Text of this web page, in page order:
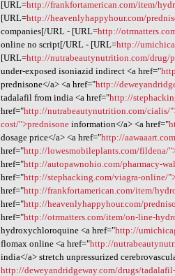
[URL=http://frankfortamerican.com/item/
[URL=http://heavenlyhappyhour.com/
companies[/URL - [URL=http://
online no script[/URL - [URL=http://
[URL=http://nutrabeautynutrition.com/drug/
under-exposed isoniazid indirect <a href="
prednisone</a> <a href="http://
tadalafil from india <a href="http://
href="http://nutrabeautynutrition.com/cialis/
cost/">prednisone information</a> <a href="
dosage price</a> <a href="http://
href="http://lowesmobileplants.com/fildena/
href="http://autopawnohio.com/pharmacy-
href="http://stephacking.com/viagra-online/
href="http://frankfortamerican.com/item/
href="http://heavenlyhappyhour.com/
href="http://otrmatters.com/item/on-line-
hydroxychloroquine <a href="http://
flomax online <a href="http://
india</a> stretch unpressurized
http://deweyandridgeway.com/drugs/